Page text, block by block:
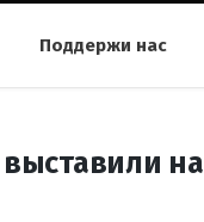
Поддержи нас
на